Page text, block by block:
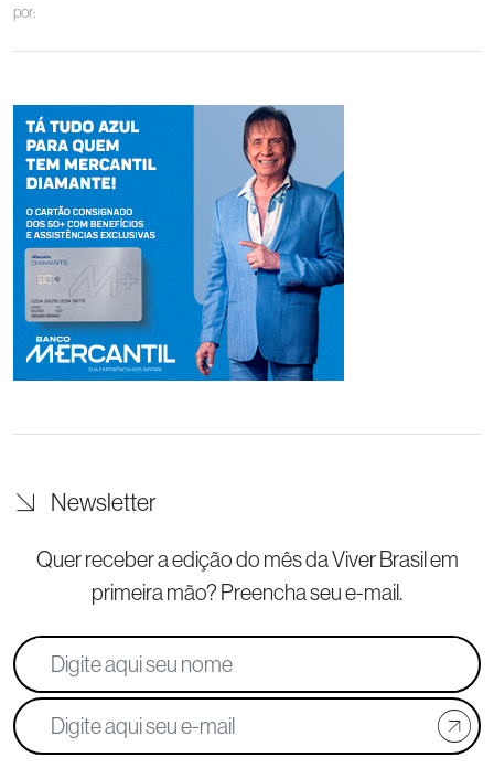
por:
Newsletter
Quer receber a edição do mês da Viver Brasilem
primeira mão? Preencha seu e-mail.